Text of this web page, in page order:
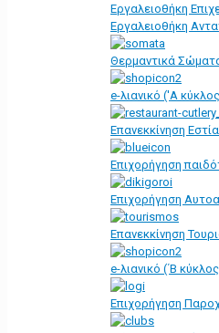
Εργαλειοθήκη
Εργαλειοθήκη
Θερμαντικά
e-λιανικό ('Α
Επανεκκίνηση
Επιχορήγηση
Επιχορήγηση
Επανεκκίνηση
e-λιανικό (΄Β
Επιχορήγηση